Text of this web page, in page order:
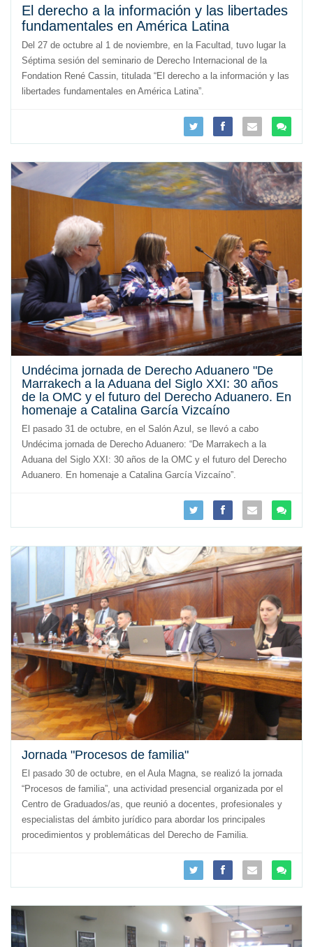
El derecho a la información y las libertades
fundamentales en América Latina
Del 27 de octubre al 1 de noviembre, en la Facultad, tuvo lugar la
Séptima sesión del seminario de Derecho Internacional de la
Fondation René Cassin, titulada “El derecho a la información y las
libertades fundamentales en América Latina”.
Undécima jornada de Derecho Aduanero "De
Marrakech a la Aduana del Siglo XXI: 30 años
de la OMC y el futuro del Derecho Aduanero. En
homenaje a Catalina García Vizcaíno
El pasado 31 de octubre, en el Salón Azul, se llevó a cabo
Undécima jornada de Derecho Aduanero: “De Marrakech a la
Aduana del Siglo XXI: 30 años de la OMC y el futuro del Derecho
Aduanero. En homenaje a Catalina García Vizcaíno”.
Jornada "Procesos de familia"
El pasado 30 de octubre, en el Aula Magna, se realizó la jornada
“Procesos de familia”, una actividad presencial organizada por el
Centro de Graduados/as, que reunió a docentes, profesionales y
especialistas del ámbito jurídico para abordar los principales
procedimientos y problemáticas del Derecho de Familia.